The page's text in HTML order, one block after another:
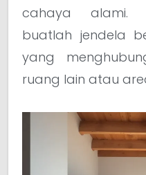
cahaya alami.
buatlah jendela
yang
ruang lain atau